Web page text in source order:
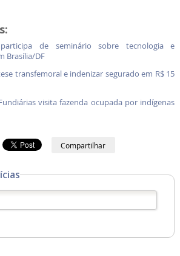
de seminário sobre tecnologia e
Brasília/DF
transfemoral e indenizar segurado em R$ 15
visita fazenda ocupada por indígenas
Compartilhar